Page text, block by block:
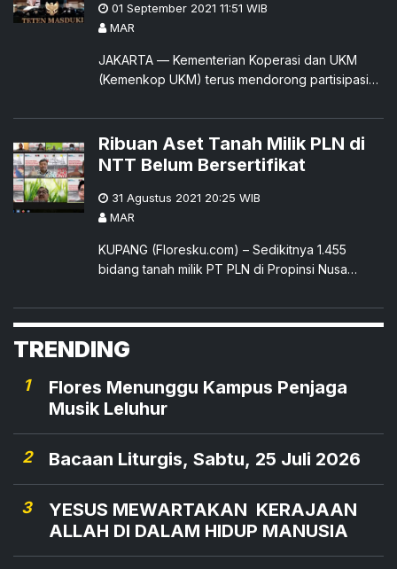
01 September 2021 11:51 WIB
MAR
JAKARTA — Kementerian Koperasi dan UKM
(Kemenkop UKM) terus mendorong partisipasi
mengapresiasi 5 provin
Ribuan Aset Tanah Milik PLN di
NTT Belum Bersertifikat
31 Agustus 2021 20:25 WIB
MAR
KUPANG (Floresku.com) – Sedikitnya 1.455
bidang tanah milik PT PLN di Propinsi Nusa
hingga akhir tahun 2020
TRENDING
1
Flores Menunggu Kampus Penjaga
Musik Leluhur
2 Bacaan Liturgis, Sabtu, 25 Juli 2026
3
YESUS MEWARTAKAN KERAJAAN
ALLAH DI DALAM HIDUP MANUSIA